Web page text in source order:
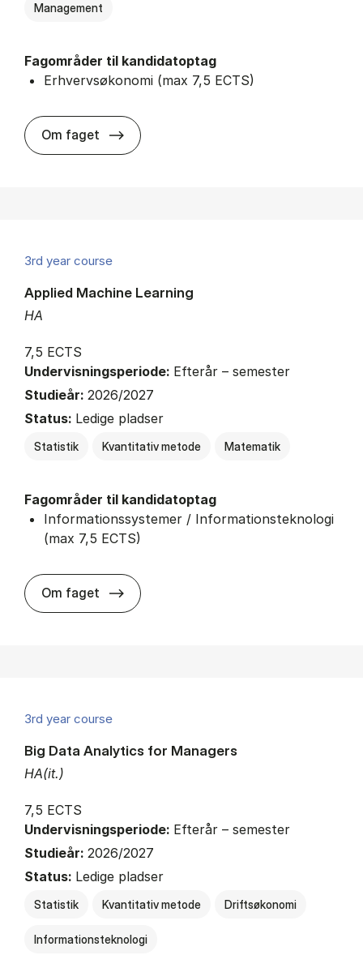
Management
Fagområder til kandidatoptag
Erhvervsøkonomi (max 7,5 ECTS)
Om faget about
3rd year course
HA
Applied Machine Learning
7,5 ECTS
Undervisningsperiode: Efterår – semester
Studieår: 2026/2027
Status: Ledige pladser
Statistik Kvantitativ metode Matematik
Fagområder til kandidatoptag
Informationssystemer / Informationsteknologi
(max 7,5 ECTS)
Om faget about
3rd year course
HA(it.)
Big Data Analytics for Managers
7,5 ECTS
Undervisningsperiode: Efterår – semester
Studieår: 2026/2027
Status: Ledige pladser
Statistik Kvantitativ metode Driftsøkonomi
Informationsteknologi